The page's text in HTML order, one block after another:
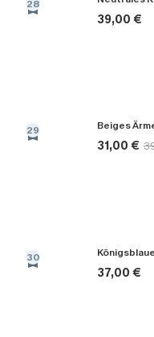
28
39,00 €
29
31,00 €
30
37,00 €